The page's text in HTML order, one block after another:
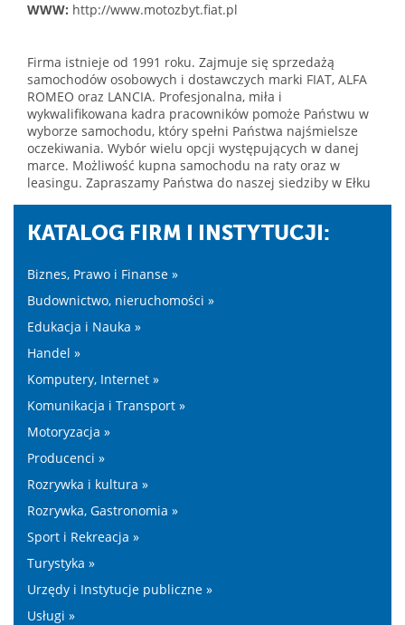
WWW: http://www.motozbyt.fiat.pl
Firma istnieje od 1991 roku. Zajmuje się sprzedażą
samochodów osobowych i dostawczych marki FIAT, ALFA
ROMEO oraz LANCIA. Profesjonalna, miła i
wykwalifikowana kadra pracowników pomoże Państwu w
wyborze samochodu, który spełni Państwa najśmielsze
oczekiwania. Wybór wielu opcji występujących w danej
marce. Możliwość kupna samochodu na raty oraz w
leasingu. Zapraszamy Państwa do naszej siedziby w Ełku
KATALOG FIRM I INSTYTUCJI:
Biznes, Prawo i Finanse »
Budownictwo, nieruchomości »
Edukacja i Nauka »
Handel »
Komputery, Internet »
Komunikacja i Transport »
Motoryzacja »
Producenci »
Rozrywka i kultura »
Rozrywka, Gastronomia »
Sport i Rekreacja »
Turystyka »
Urzędy i Instytucje publiczne »
Usługi »